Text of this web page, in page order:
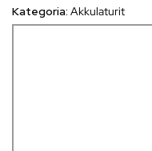
Kategoria: Akkulaturit